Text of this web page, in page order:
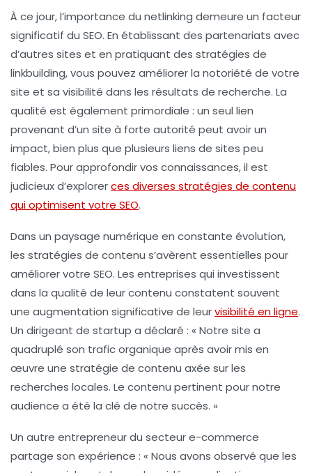
À ce jour, l’importance du netlinking demeure un facteur
significatif du SEO. En établissant des partenariats avec
d’autres sites et en pratiquant des stratégies de
linkbuilding, vous pouvez améliorer la notoriété de votre
site et sa visibilité dans les résultats de recherche. La
qualité est également primordiale : un seul lien
provenant d’un site à forte autorité peut avoir un
impact, bien plus que plusieurs liens de sites peu
fiables. Pour approfondir vos connaissances, il est
judicieux d’explorerces diverses stratégies de contenu
qui optimisent votre SEO.
Dans un paysage numérique en constante évolution,
les stratégies de contenu s’avèrent essentielles pour
améliorer votre SEO. Les entreprises qui investissent
dans la qualité de leur contenu constatent souvent
une augmentation significative de leurvisibilité en ligne.
Un dirigeant de startup a déclaré : « Notre site a
quadruplé son trafic organique après avoir mis en
œuvre une stratégie de contenu axée sur les
recherches locales. Le contenu pertinent pour notre
audience a été la clé de notre succès. »
Un autre entrepreneur du secteur e-commerce
partage son expérience : « Nous avons observé que les